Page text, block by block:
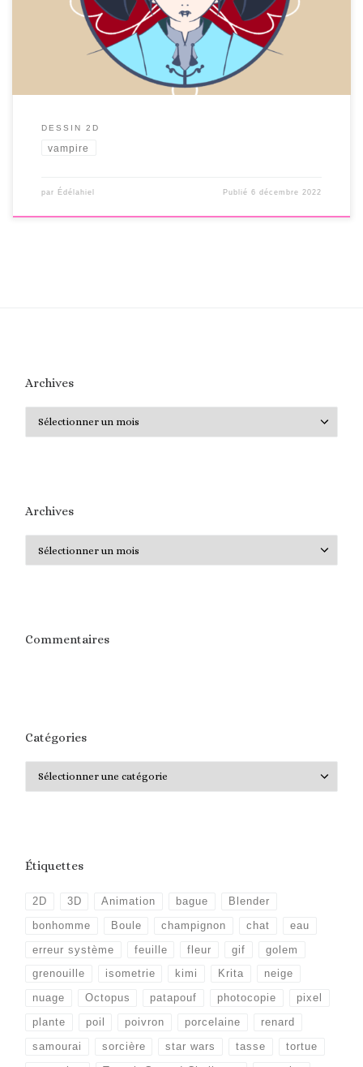
DESSIN 2D
vampire
par Édélahiel Publié6 décembre 2022
Archives
Archives
Commentaires
Catégories
Étiquettes
2D 3D Animation bague Blender
bonhomme Boule champignon chat eau
erreur système feuille fleur gif golem
grenouille isometrie kimi Krita neige
nuage Octopus patapouf photocopie pixel
plante poil poivron porcelaine renard
samourai sorcière star wars tasse tortue